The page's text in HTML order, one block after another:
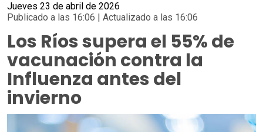
Jueves 23 de abril de 2026
Publicado a las 16:06 | Actualizado a las 16:06
Los Ríos supera el 55% de
vacunación contra la
Influenza antes del
invierno